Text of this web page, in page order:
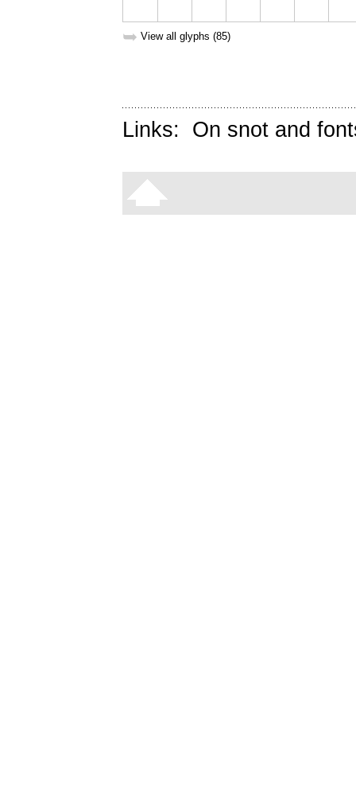
➥ View all glyphs (85)
Links: On snot and